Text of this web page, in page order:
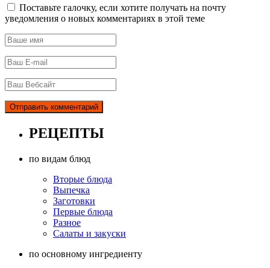
Поставьте галочку, если хотите получать на почту
уведомления о новых комментариях в этой теме
РЕЦЕПТЫ
по видам блюд
Вторые блюда
Выпечка
Заготовки
Первые блюда
Разное
Салаты и закуски
по основному ингредиенту